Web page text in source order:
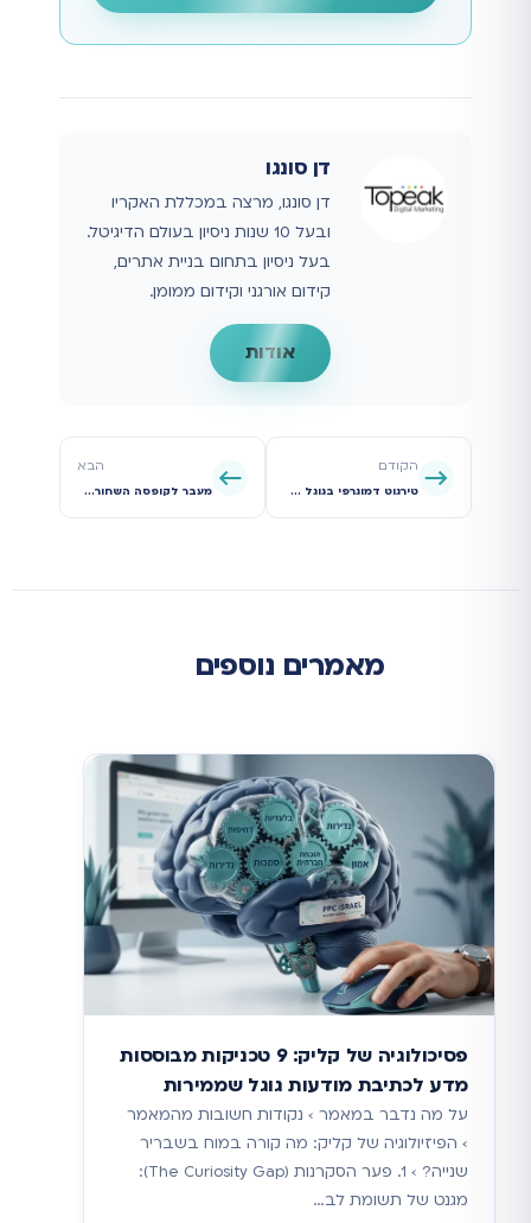
דן סונגו
דן סונגו, מרצה במכללת האקריו
ובעל 10 שנות ניסיון בעולם הדיגיטל.
בעל ניסיון בתחום בניית אתרים,
קידום אורגני וקידום ממומן.
אודות
הקודם
טירגוט דמוגרפי בגוגל אדס: המדריך המלא להפסקת בזבוז התקציב ופגיעה בול בקהל היעד
הבא
מעבר לקופסה השחורה: המדריך המעשי לשליטה בקמפיין Performance Max ב-2026
מאמרים נוספים
פסיכולוגיה של קליק: 9 טכניקות מבוססות
מדע לכתיבת מודעות גוגל שממירות
על מה נדבר במאמר › נקודות חשובות מהמאמר
› הפיזיולוגיה של קליק: מה קורה במוח בשבריר
שנייה? › 1. פער הסקרנות (The Curiosity Gap):
מגנט של תשומת לב…